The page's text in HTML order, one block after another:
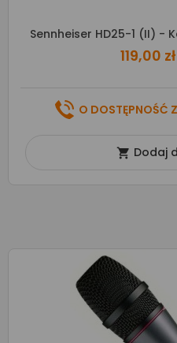
Sennheiser HD25-1 (II) -
119,00 zł
O DOSTĘPNOŚĆ
 Dodaj